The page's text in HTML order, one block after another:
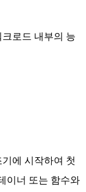
크로드 내부의 능
에 시작하여 첫
이너 또는 함수와